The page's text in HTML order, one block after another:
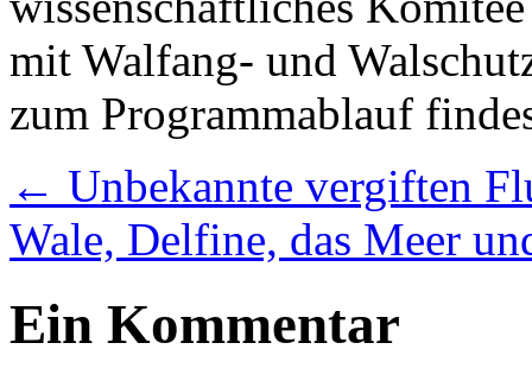
mit Walfang- und
zum Programmablauf
← Unbekannte vergiften
Wale, Delfine, das Meer
Ein Kommentar